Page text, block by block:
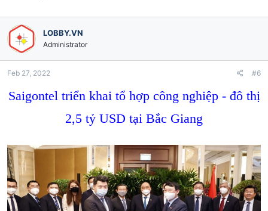
LOBBY.VN
Administrator
Feb 27, 2022 #6
Saigontel triển khai tổ hợp công nghiệp - đô thị
2,5 tỷ USD tại Bắc Giang